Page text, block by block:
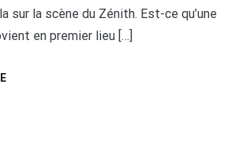
sur la scène du Zénith. Est-ce qu’une
en premier lieu […]